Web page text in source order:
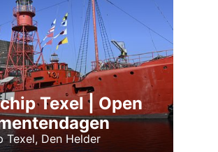
Texel | Open
Texel, Den Helder